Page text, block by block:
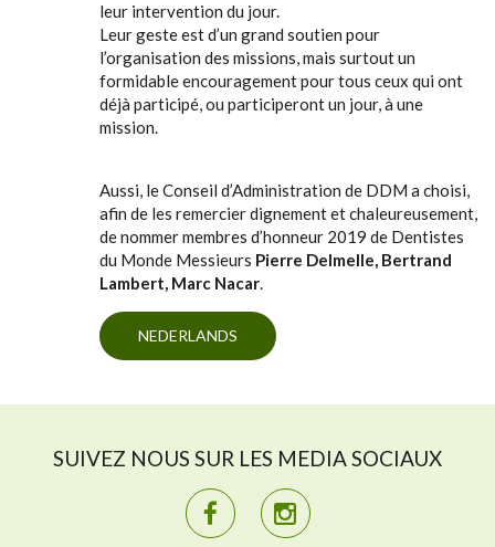
leur intervention du jour.
Leur geste est d’un grand soutien pour
l’organisation des missions, mais surtout un
formidable encouragement pour tous ceux qui ont
déjà participé, ou participeront un jour, à une
mission.
Aussi, le Conseil d’Administration de DDM a choisi,
afin de les remercier dignement et chaleureusement,
de nommer membres d’honneur 2019 de Dentistes
du Monde Messieurs Pierre Delmelle, Bertrand
Lambert, Marc Nacar.
NEDERLANDS
SUIVEZ NOUS SUR LES MEDIA SOCIAUX